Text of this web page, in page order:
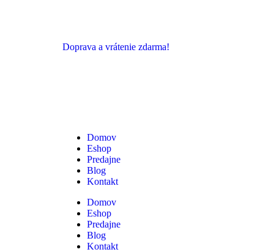
Doprava a vrátenie zdarma!
Domov
Eshop
Predajne
Blog
Kontakt
Domov
Eshop
Predajne
Blog
Kontakt